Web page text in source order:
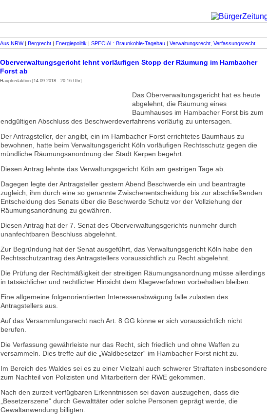
Aus NRW| Bergrecht | Energiepolitik | SPECIAL: Braunkohle-Tagebau | Verwaltungsrecht, Verfassungsrecht
Oberverwaltungsgericht lehnt vorläufigen Stopp der Räumung im Hambacher
Forst ab
Hauptredaktion [14.09.2018 - 20:16 Uhr]
Das Oberverwaltungsgericht hat es heute
abgelehnt, die Räumung eines
Baumhauses im Hambacher Forst bis zum
endgültigen Abschluss des Beschwerdeverfahrens vorläufig zu untersagen.
Der Antragsteller, der angibt, ein im Hambacher Forst errichtetes Baumhaus zu
bewohnen, hatte beim Verwaltungsgericht Köln vorläufigen Rechtsschutz gegen die
mündliche Räumungsanordnung der Stadt Kerpen begehrt.
Diesen Antrag lehnte das Verwaltungsgericht Köln am gestrigen Tage ab.
Dagegen legte der Antragsteller gestern Abend Beschwerde ein und beantragte
zugleich, ihm durch eine so genannte Zwischenentscheidung bis zur abschließenden
Entscheidung des Senats über die Beschwerde Schutz vor der Vollziehung der
Räumungsanordnung zu gewähren.
Diesen Antrag hat der 7. Senat des Oberverwaltungsgerichts nunmehr durch
unanfechtbaren Beschluss abgelehnt.
Zur Begründung hat der Senat ausgeführt, das Verwaltungsgericht Köln habe den
Rechtsschutzantrag des Antragstellers voraussichtlich zu Recht abgelehnt.
Die Prüfung der Rechtmäßigkeit der streitigen Räumungsanordnung müsse allerdings
in tatsächlicher und rechtlicher Hinsicht dem Klageverfahren vorbehalten bleiben.
Eine allgemeine folgenorientierten Interessenabwägung falle zulasten des
Antragstellers aus.
Auf das Versammlungsrecht nach Art. 8 GG könne er sich voraussichtlich nicht
berufen.
Die Verfassung gewährleiste nur das Recht, sich friedlich und ohne Waffen zu
versammeln. Dies treffe auf die „Waldbesetzer“ im Hambacher Forst nicht zu.
Im Bereich des Waldes sei es zu einer Vielzahl auch schwerer Straftaten insbesondere
zum Nachteil von Polizisten und Mitarbeitern der RWE gekommen.
Nach den zurzeit verfügbaren Erkenntnissen sei davon auszugehen, dass die
„Besetzerszene“ durch Gewalttäter oder solche Personen geprägt werde, die
Gewaltanwendung billigten.